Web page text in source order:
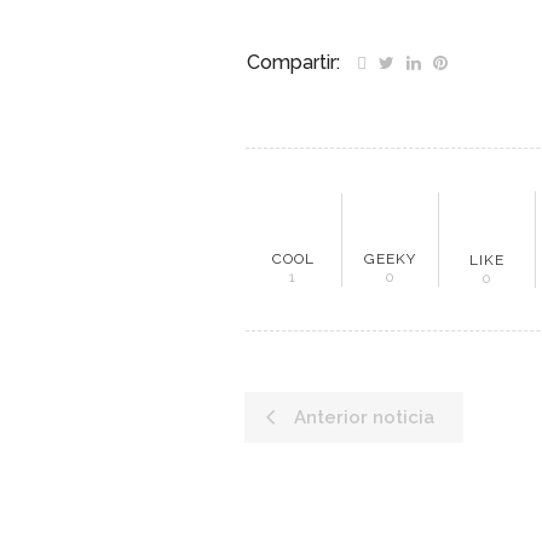
Compartir:
COOL
1
GEEKY
0
LIKE
0
Anterior noticia